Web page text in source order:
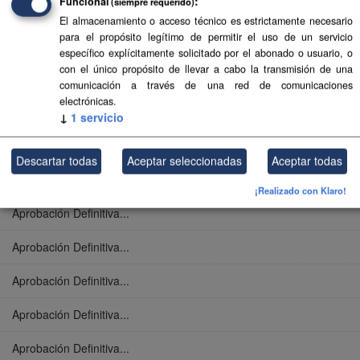
Aprobación Definitiva...
Aprobación Definitiva...
Aprobación Definitiva...
Aprobación Definitiva...
Aprobación Definitiva...
Aprobación Definitiva...
Aprobación Definitiva...
Aprobación Definitiva...
Aprobación Definitiva...
Aprobación Definitiva...
Aprobación Definitiva...
El almacenamiento o acceso técnico es estrictamente necesario
para el propósito legítimo de permitir el uso de un servicio
específico explícitamente solicitado por el abonado o usuario, o
con el único propósito de llevar a cabo la transmisión de una
comunicación a través de una red de comunicaciones
electrónicas.
↓ 1 servicio
Descartar todas Aceptar seleccionadas Aceptar todas
¡Realizado con Klaro!